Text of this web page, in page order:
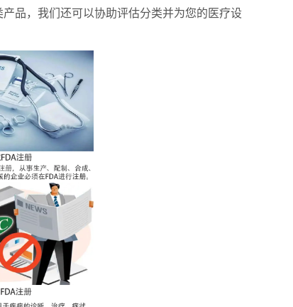
品，我们还可以协助评估分类并为您的医疗设